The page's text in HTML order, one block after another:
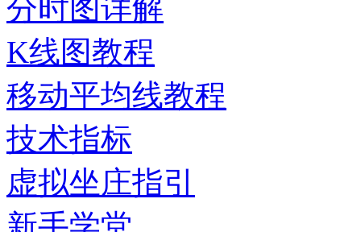
分时图详解
K线图教程
移动平均线教程
技术指标
虚拟坐庄指引